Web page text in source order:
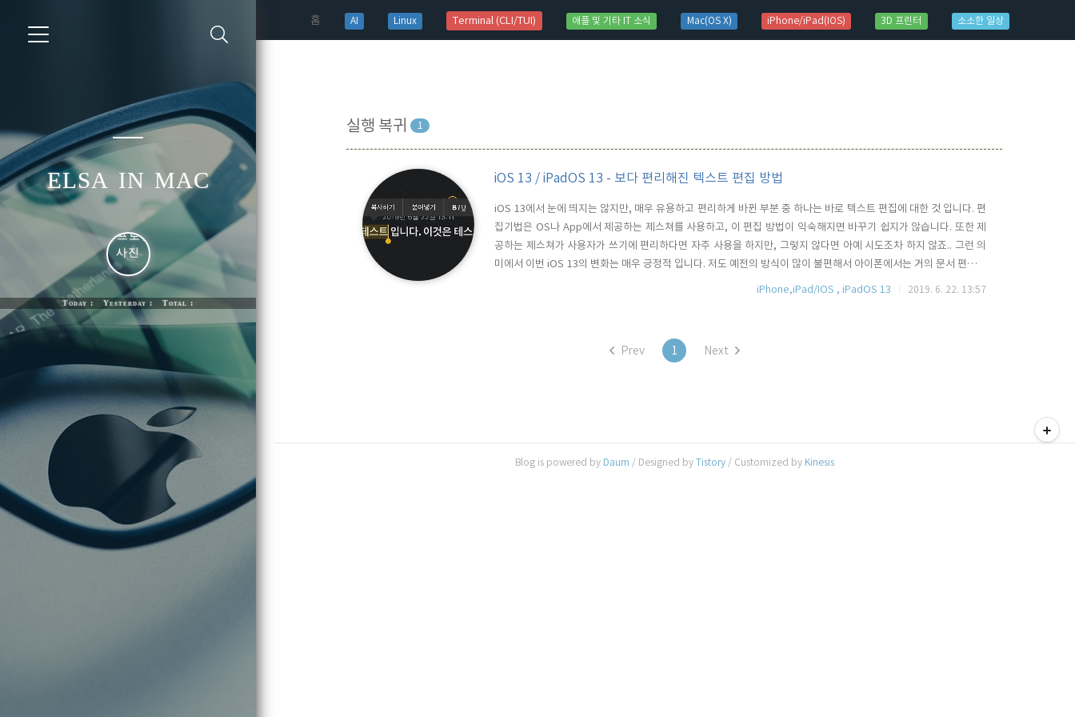
홈(current)
AI Linux Terminal (CLI/TUI) 애플 및 기타 IT 소식 Mac(OS X) iPhone/iPad(IOS) 3D 프린터 소소한 일상
elsa in mac
Today : Yesterday : Total :
실행 복귀 1
iOS 13 / iPadOS 13 - 보다 편리해진 텍스트 편집 방법
iOS 13에서 눈에 띄지는 않지만, 매우 유용하고 편리하게 바뀐 부분 중 하나는 바로 텍스트 편집에 대한 것 입니다. 편
집기법은 OS나 App에서 제공하는 제스쳐를 사용하고, 이 편집 방법이 익숙해지면 바꾸기 쉽지가 않습니다. 또한 제
공하는 제스쳐가 사용자가 쓰기에 편리하다면 자주 사용을 하지만, 그렇지 않다면 아예 시도조차 하지 않죠.. 그런 의
미에서 이번 iOS 13의 변화는 매우 긍정적 입니다. 저도 예전의 방식이 많이 불편해서 아이폰에서는 거의 문서 편집을
잘 하지 않았습니다. ^^ 단어, 문장의 선택 iOS 13에서는 이전처럼 돋보기를 보면서 커서의 위치를 단어나 글자의 처
iPhone,iPad/IOS , iPadOS 13 2019. 6. 22. 13:57
Prev 1 Next
Blog is powered by Daum / Designed by Tistory/ Customized by Kinesis